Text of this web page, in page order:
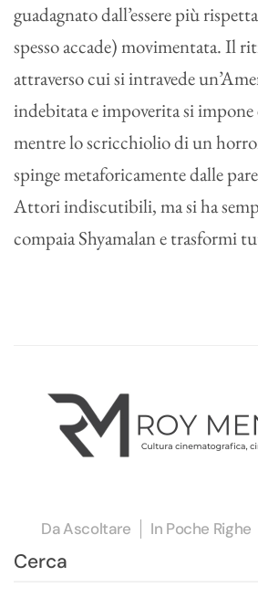
guadagnato dall’essere più
spesso accade) movimentata. Il
attraverso cui si intravede
indebitata e impoverita si
mentre lo scricchiolio di un
spinge metaforicamente dalle
Attori indiscutibili, ma si ha
compaia Shyamalan e trasformi
Da Ascoltare In Poche Righe